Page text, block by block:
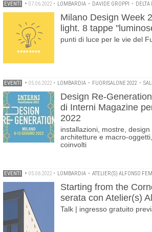
EVENTI • 07.06.2022 • LOMBARDIA • DAVIDE GROPPI • DELTA
Milano Design Week
light. 8 tappe
punti di luce per le vie del
EVENTI • 05.06.2022 • LOMBARDIA • FUORISALONE 2022 •
Design Re-
di Interni Magazine
2022
installazioni, mostre,
architetture e macro-
coinvolti
EVENTI • 05.06.2022 • LOMBARDIA • ATELIER(S) ALFONSO
Starting from the
serata con Atelier(s)
Talk | ingresso gratuito